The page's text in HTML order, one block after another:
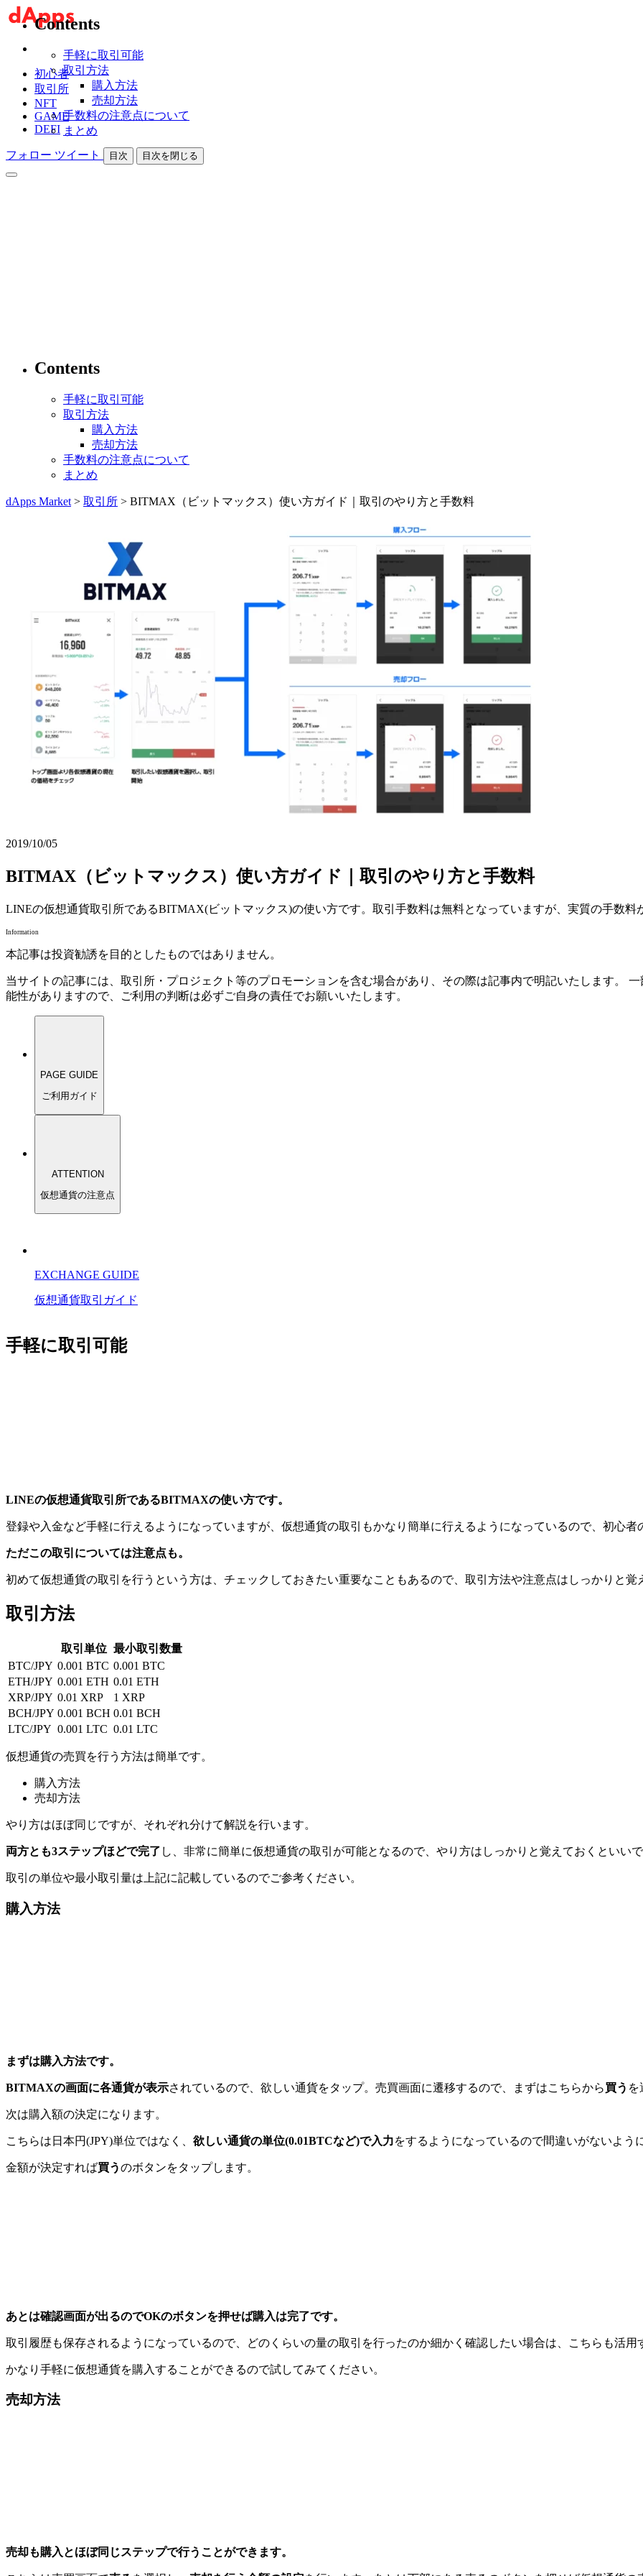
初心者
取引所
NFT
GAME
DEFI
フォロー ツイート 目次 目次を閉じる
Contents
手軽に取引可能
取引方法
購入方法
売却方法
手数料の注意点について
まとめ
Contents
手軽に取引可能
取引方法
購入方法
売却方法
手数料の注意点について
まとめ
dApps Market > 取引所 > BITMAX（ビットマックス）使い方ガイド｜取引のやり方と手数料
2019/10/05
BITMAX（ビットマックス）使い方ガイド｜取引のやり方と手数料
LINEの仮想通貨取引所であるBITMAX(ビットマックス)の使い方です。取引手数料は無料となっていますが、実質の手数料
Information
本記事は投資勧誘を目的としたものではありません。
当サイトの記事には、取引所・プロジェクト等のプロモーションを含む場合があり、その際は記事内で明記いたします。
能性がありますので、ご利用の判断は必ずご自身の責任でお願いいたします。
PAGE GUIDE
ご利用ガイド
ATTENTION
仮想通貨の注意点
EXCHANGE GUIDE
仮想通貨取引 ガイド
手軽に取引可能
LINEの仮想通貨取引所であるBITMAXの使い方です。
登録や入金など手軽に行えるようになっていますが、仮想通貨の取引もかなり簡単に行えるようになっているので、初心者
ただこの取引については注意点も。
初めて仮想通貨の取引を行うという方は、チェックしておきたい重要なこともあるので、取引方法や注意点はしっかりと覚
取引方法
取引単位 最小取引数量
BTC/JPY 0.001 BTC 0.001 BTC
ETH/JPY 0.001 ETH 0.01 ETH
XRP/JPY 0.01 XRP
1 XRP
BCH/JPY 0.001 BCH 0.01 BCH
LTC/JPY 0.001 LTC 0.01 LTC
仮想通貨の売買を行う方法は簡単です。
購入方法
売却方法
やり方はほぼ同じですが、それぞれ分けて解説を行います。
両方とも3ステップほどで完了 し、非常に簡単に仮想通貨の取引が可能となるので、やり方はしっかりと覚えておくといい
取引の単位や最小取引量は上記に記載しているのでご参考ください。
購入方法
まずは購入方法です。
BITMAXの画面に各通貨が表示されているので、欲しい通貨をタップ。売買画面に遷移するので、まずはこちらから買う を
次は購入額の決定になります。
こちらは日本円(JPY)単位ではなく、 欲しい通貨の単位(0.01BTCなど)で入力をするようになっているので間違いがないよう
金額が決定すれば買うのボタンをタップします。
あとは確認画面が出るのでOKのボタンを押せば購入は完了です。
取引履歴も保存されるようになっているので、どのくらいの量の取引を行ったのか細かく確認したい場合は、こちらも活用
かなり手軽に仮想通貨を購入することができるので試してみてください。
売却方法
売却も購入とほぼ同じステップで行うことができます。